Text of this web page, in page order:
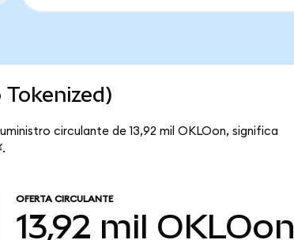
circulante de 13,92 mil OKLOon, significa
OFERTA CIRCULANTE
13,92 mil OKLOon